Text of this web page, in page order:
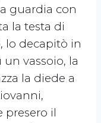
guardia con
la testa di
lo decapitò in
vassoio, la
la diede a
presero il